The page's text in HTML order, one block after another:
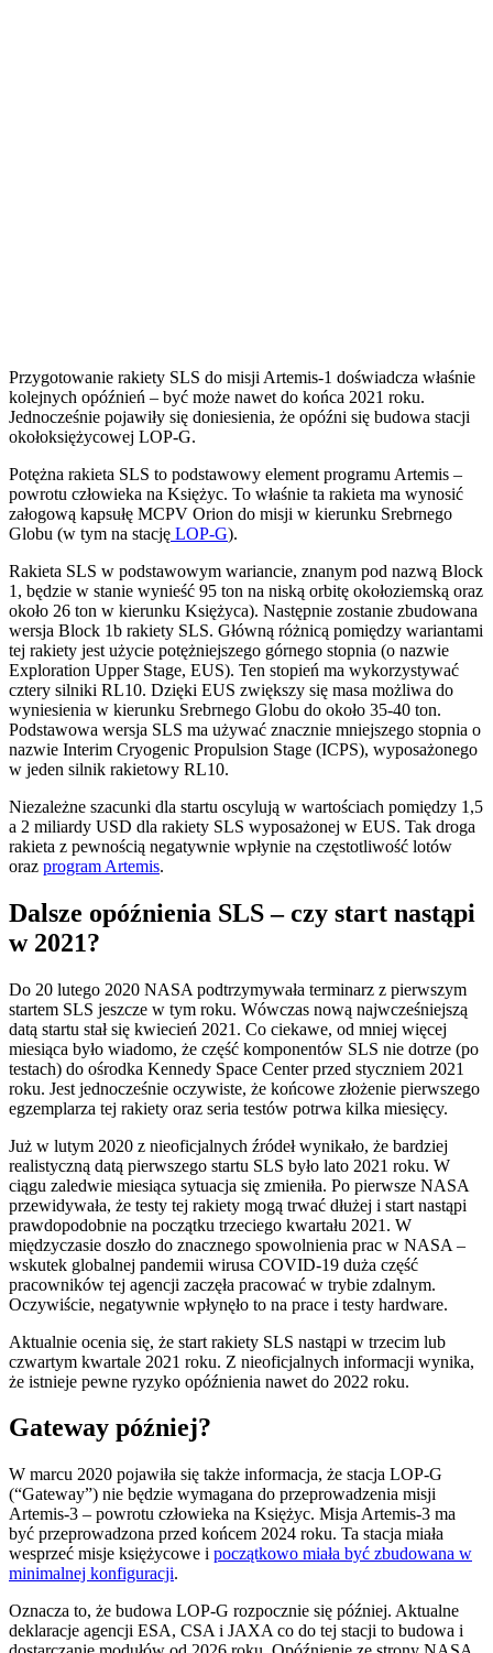
Przygotowanie rakiety SLS do misji Artemis-1 doświadcza właśnie
kolejnych opóźnień – być może nawet do końca 2021 roku.
Jednocześnie pojawiły się doniesienia, że opóźni się budowa stacji
okołoksiężycowej LOP-G.
Potężna rakieta SLS to podstawowy element programu Artemis –
powrotu człowieka na Księżyc. To właśnie ta rakieta ma wynosić
załogową kapsułę MCPV Orion do misji w kierunku Srebrnego
Globu (w tym na stację LOP-G).
Rakieta SLS w podstawowym wariancie, znanym pod nazwą Block
1, będzie w stanie wynieść 95 ton na niską orbitę okołoziemską oraz
około 26 ton w kierunku Księżyca). Następnie zostanie zbudowana
wersja Block 1b rakiety SLS. Główną różnicą pomiędzy wariantami
tej rakiety jest użycie potężniejszego górnego stopnia (o nazwie
Exploration Upper Stage, EUS). Ten stopień ma wykorzystywać
cztery silniki RL10. Dzięki EUS zwiększy się masa możliwa do
wyniesienia w kierunku Srebrnego Globu do około 35-40 ton.
Podstawowa wersja SLS ma używać znacznie mniejszego stopnia o
nazwie Interim Cryogenic Propulsion Stage (ICPS), wyposażonego
w jeden silnik rakietowy RL10.
Niezależne szacunki dla startu oscylują w wartościach pomiędzy 1,5
a 2 miliardy USD dla rakiety SLS wyposażonej w EUS. Tak droga
rakieta z pewnością negatywnie wpłynie na częstotliwość lotów
oraz program Artemis.
Dalsze opóźnienia SLS – czy start nastąpi
w 2021?
Do 20 lutego 2020 NASA podtrzymywała terminarz z pierwszym
startem SLS jeszcze w tym roku. Wówczas nową najwcześniejszą
datą startu stał się kwiecień 2021. Co ciekawe, od mniej więcej
miesiąca było wiadomo, że część komponentów SLS nie dotrze (po
testach) do ośrodka Kennedy Space Center przed styczniem 2021
roku. Jest jednocześnie oczywiste, że końcowe złożenie pierwszego
egzemplarza tej rakiety oraz seria testów potrwa kilka miesięcy.
Już w lutym 2020 z nieoficjalnych źródeł wynikało, że bardziej
realistyczną datą pierwszego startu SLS było lato 2021 roku. W
ciągu zaledwie miesiąca sytuacja się zmieniła. Po pierwsze NASA
przewidywała, że testy tej rakiety mogą trwać dłużej i start nastąpi
prawdopodobnie na początku trzeciego kwartału 2021. W
międzyczasie doszło do znacznego spowolnienia prac w NASA –
wskutek globalnej pandemii wirusa COVID-19 duża część
pracowników tej agencji zaczęła pracować w trybie zdalnym.
Oczywiście, negatywnie wpłynęło to na prace i testy hardware.
Aktualnie ocenia się, że start rakiety SLS nastąpi w trzecim lub
czwartym kwartale 2021 roku. Z nieoficjalnych informacji wynika,
że istnieje pewne ryzyko opóźnienia nawet do 2022 roku.
Gateway później?
W marcu 2020 pojawiła się także informacja, że stacja LOP-G
(“Gateway”) nie będzie wymagana do przeprowadzenia misji
Artemis-3 – powrotu człowieka na Księżyc. Misja Artemis-3 ma
być przeprowadzona przed końcem 2024 roku. Ta stacja miała
wesprzeć misje księżycowe i początkowo miała być zbudowana w
minimalnej konfiguracji.
Oznacza to, że budowa LOP-G rozpocznie się później. Aktualne
deklaracje agencji ESA, CSA i JAXA co do tej stacji to budowa i